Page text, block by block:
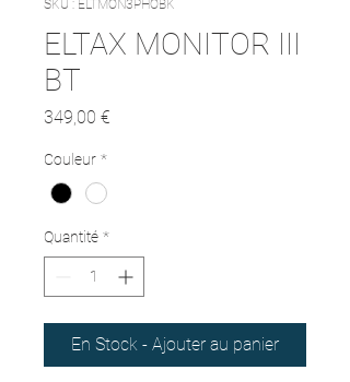
SKU : ELTMON3PHOBK
ELTAX MONITOR III
BT
349,00 €
Couleur *
Quantité *
En Stock - Ajouter au panier